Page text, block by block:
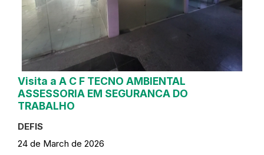
Visita a A C F TECNO AMBIENTAL
ASSESSORIA EM SEGURANCA DO
TRABALHO
DEFIS
24 de March de 2026